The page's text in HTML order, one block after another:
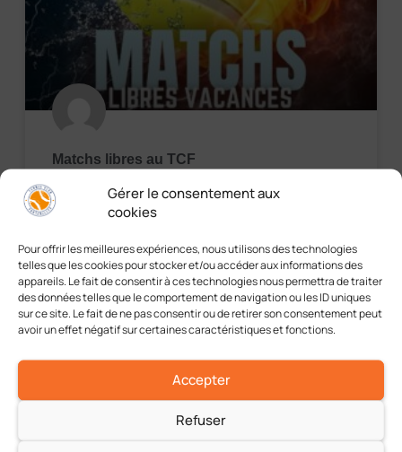
Gérer le consentement aux
cookies
Pour offrir les meilleures expériences, nous utilisons des technologies
telles que les cookies pour stocker et/ou accéder aux informations des
appareils. Le fait de consentir à ces technologies nous permettra de traiter
des données telles que le comportement de navigation ou les ID uniques
sur ce site. Le fait de ne pas consentir ou de retirer son consentement peut
avoir un effet négatif sur certaines caractéristiques et fonctions.
Accepter
Refuser
Matchs libres au TCF
Pendant les vacances, le TCF a organisé deux
journées spéciales matchs libres pour nos
eux de se familiariser avec l’ambiance des
matchs et de
EN LIRE PLUS »